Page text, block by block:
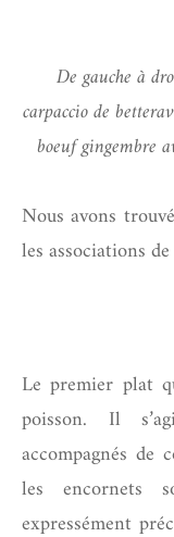
De gauche à
carpaccio de
boeuf gingembre
Nous avons
les associations
Le premier plat
poisson. Il
accompagnés de
les encornets
expressément